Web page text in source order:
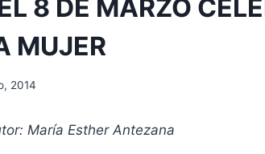
8 DE MARZO
MUJER
2014
María Esther Antezana